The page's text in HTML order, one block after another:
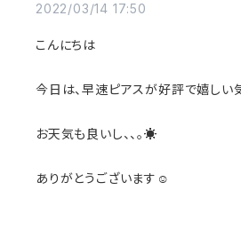
2022/03/14 17:50
こんにちは
今日は、早速ピアスが好評で嬉しい
お天気も良いし、、。☀️
ありがとうございます☺︎